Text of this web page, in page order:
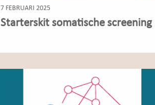
7 FEBRUARI 2025
Starterskit somatische screening